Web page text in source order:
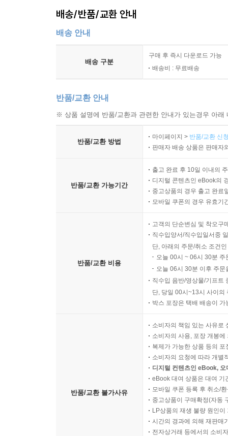
배송/반품/교환 안내
배송 안내
배송 구분
구매 후 즉시 다운로드 가능
배송비 : 무료배송
반품/교환 안내
※ 상품 설명에 반품/교환과 관련한 안내가 있는경우 아
반품/교환 방법
마이페이지 > 반품/교환 신
판매자 배송 상품은 판매자
반품/교환 가능기간
출고 완료 후 10일 이내의
디지털 콘텐츠인 eBook의
중고상품의 경우 출고 완료
모바일 쿠폰의 경우 유효기
반품/교환 비용
고객의 단순변심 및 착오구
직수입양서/직수입일서중
단, 아래의 주문/취소 조건
오늘 00시 ~ 06시 30분
오늘 06시 30분 이후 주
직수입 음반/영상물/기프트
단, 당일 00시~13시 사이의
박스 포장은 택배 배송이
반품/교환 불가사유
소비자의 책임 있는 사유로
소비자의 사용, 포장 개봉
복제가 가능한 상품 등의
소비자의 요청에 따라 개별
디지털 컨텐츠인 eBook,
eBook 대여 상품은 대여 기
모바일 쿠폰 등록 후 취소/
중고상품이 구매확정(자동
LP상품의 재생 불량 원인
시간의 경과에 의해 재판매
전자상거래 등에서의 소비